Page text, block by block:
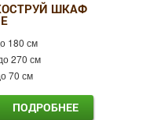
ШКАФ
180 см
270 см
70 см
ПОДРОБНЕЕ